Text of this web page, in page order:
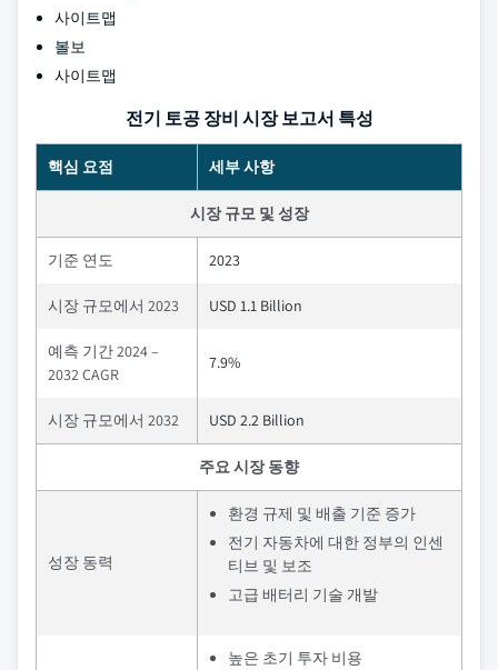
사이트맵
볼보
사이트맵
전기 토공 장비 시장 보고서 특성
핵심 요점 세부 사항
시장 규모 및 성장
기준 연도 2023
시장 규모에서 2023 USD 1.1 Billion
예측 기간 2024 –
2032 CAGR
7.9%
시장 규모에서 2032 USD 2.2 Billion
주요 시장 동향
성장 동력
환경 규제 및 배출 기준 증가
전기 자동차에 대한 정부의 인센
티브 및 보조
고급 배터리 기술 개발
높은 초기 투자 비용